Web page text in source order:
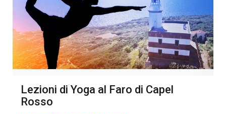
Lezioni di Yoga al Faro di Capel
Rosso